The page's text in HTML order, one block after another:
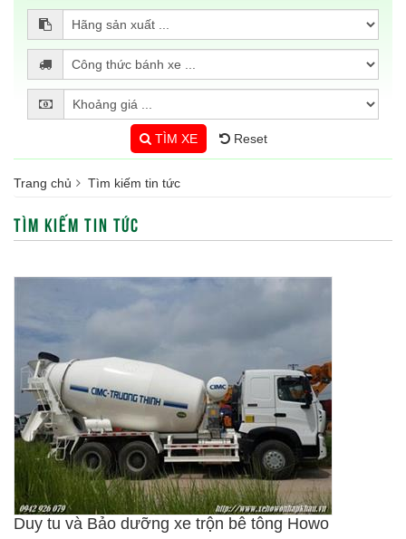
TÌM XE Reset
Trang chủ Tìm kiếm tin tức
TÌM KIẾM TIN TỨC
Duy tu và Bảo dưỡng xe trộn bê tông Howo